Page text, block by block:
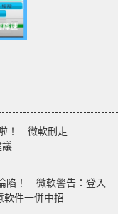
！ 微軟刪走
陷！ 微軟警告：登入
軟件一併中招